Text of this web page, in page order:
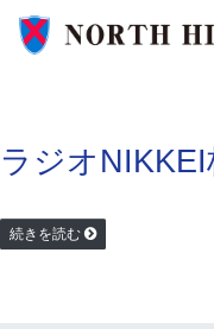
ラジオ
続きを読む